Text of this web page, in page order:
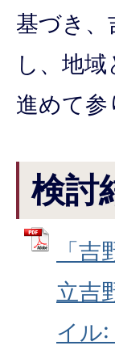
基づき、
し、地
進めて参
検討
「
立吉
イル: